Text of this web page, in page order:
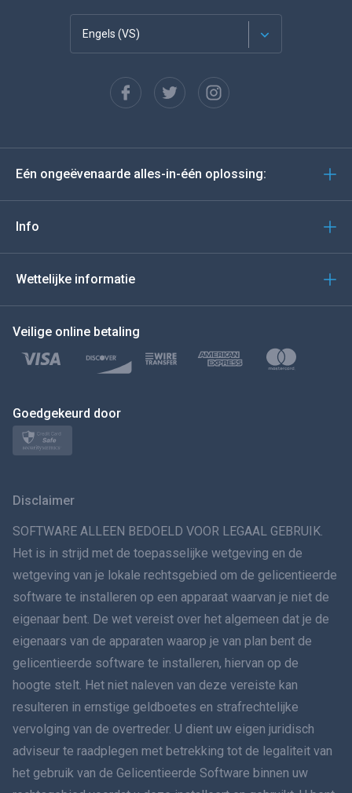
Engels (VS)
Español
Deutsch
Türkçe
Polski
日本
VERSPREIDINGทย
Dansk
हिंदी
עברית
Română
Ελληνικά
Eén ongeëvenaarde alles-in-één oplossing:
Info
Wettelijke informatie
Veilige online betaling
Goedgekeurd door
Disclaimer
SOFTWARE ALLEEN BEDOELD VOOR LEGAAL GEBRUIK.
Het is in strijd met de toepasselijke wetgeving en de
wetgeving van je lokale rechtsgebied om de gelicentieerde
software te installeren op een apparaat waarvan je niet de
eigenaar bent. De wet vereist over het algemeen dat je de
eigenaars van de apparaten waarop je van plan bent de
gelicentieerde software te installeren, hiervan op de
hoogte stelt. Het niet naleven van deze vereiste kan
resulteren in ernstige geldboetes en strafrechtelijke
vervolging van de overtreder. U dient uw eigen juridisch
adviseur te raadplegen met betrekking tot de legaliteit van
het gebruik van de Gelicentieerde Software binnen uw